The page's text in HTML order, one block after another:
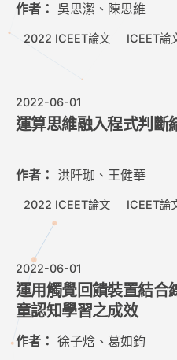
作者： 吳思潔、陳思維
2022 ICEET論文 ICEET論
2022-06-01
運算思維融入程式判斷
作者： 洪阡珈、王健華
2022 ICEET論文 ICEET論
2022-06-01
運用觸覺回饋裝置結合
童認知學習之成效
作者： 徐子焓、葛如鈞